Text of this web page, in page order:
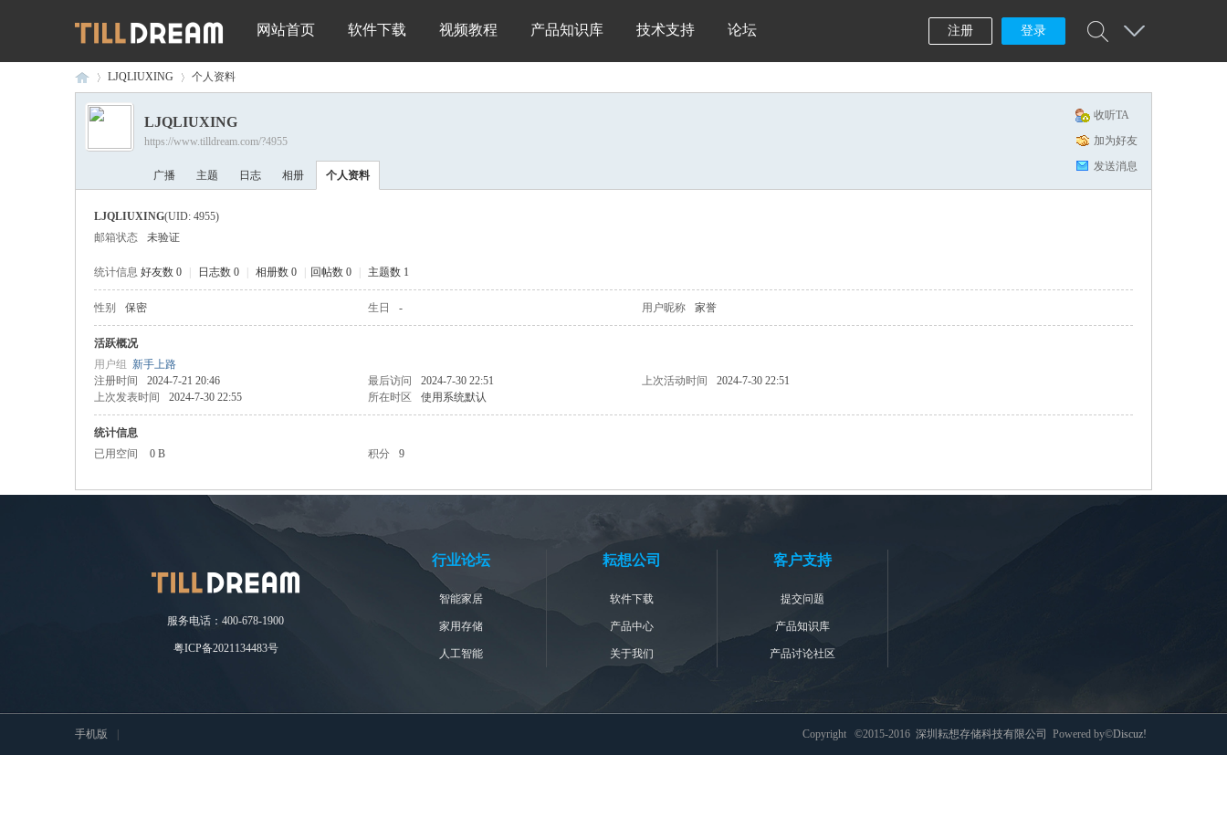
网站首页 软件下载 视频教程 产品知识库 技术支持 论坛 注册 登录
›
LJQLIUXING 个人资料
收听TA
加为好友
发送消息
LJQLIUXING
https://www.tilldream.com/?4955
广播 主题 日志 相册 个人资料
LJQLIUXING(UID: 4955)
邮箱状态
未验证
统计信息 好友数 0 日志数 0 相册数 0 回帖数 0 主题数 1
性别 保密 生日 - 用户昵称 家誉
活跃概况
用户组 新手上路
注册时间
2024-7-21 20:46 最后访问 2024-7-30 22:51 上次活动时间
2024-7-30 22:51
上次发表时间
2024-7-30 22:55 所在时区 使用系统默认
统计信息
已用空间
0 B 积分 9
服务电话：400-678-1900
粤ICP备2021134483号
行业论坛
智能家居
家用存储
人工智能
耘想公司
软件下载
产品中心
关于我们
客户支持
提交问题
产品知识库
产品讨论社区
手机版 Copyright ©2015-2016 深圳耘想存储科技有限公司 Powered by©Discuz!